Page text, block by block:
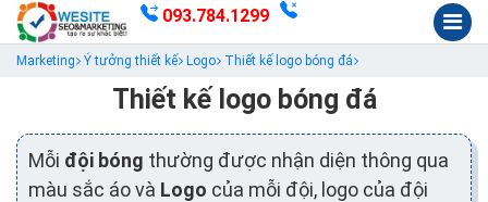
093.784.1299
Marketing Ý tưởng thiết kế Logo Thiết kế logo bóng đá
Thiết kế logo bóng đá
Mỗi đội bóng thường được nhận diện thông qua
màu sắc áo và Logo của mỗi đội, logo của đội